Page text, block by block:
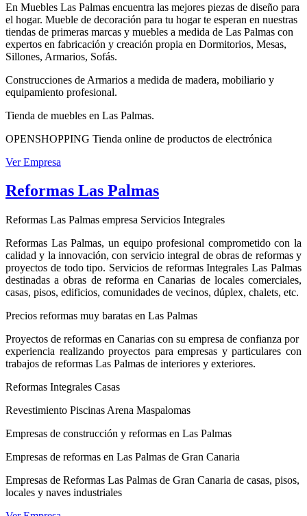
En Muebles Las Palmas encuentra las mejores piezas de diseño para
el hogar. Mueble de decoración para tu hogar te esperan en nuestras
tiendas de primeras marcas y muebles a medida de Las Palmas con
expertos en fabricación y creación propia en Dormitorios, Mesas,
Sillones, Armarios, Sofás.
Construcciones de Armarios a medida de madera, mobiliario y
equipamiento profesional.
Tienda de muebles en Las Palmas.
OPENSHOPPING Tienda online de productos de electrónica
Ver Empresa
Reformas Las Palmas
Reformas Las Palmas empresa Servicios Integrales
Reformas Las Palmas, un equipo profesional comprometido con la
calidad y la innovación, con servicio integral de obras de reformas y
proyectos de todo tipo. Servicios de reformas Integrales Las Palmas
destinadas a obras de reforma en Canarias de locales comerciales,
casas, pisos, edificios, comunidades de vecinos, dúplex, chalets, etc.
Precios reformas muy baratas en Las Palmas
Proyectos de reformas en Canarias con su empresa de confianza por
experiencia realizando proyectos para empresas y particulares con
trabajos de reformas Las Palmas de interiores y exteriores.
Reformas Integrales Casas
Revestimiento Piscinas Arena Maspalomas
Empresas de construcción y reformas en Las Palmas
Empresas de reformas en Las Palmas de Gran Canaria
Empresas de Reformas Las Palmas de Gran Canaria de casas, pisos,
locales y naves industriales